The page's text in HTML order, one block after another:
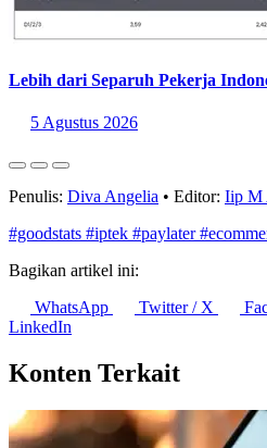
Lebih dari Separuh Pekerja
5 Agustus 2026
Penulis: Diva Angelia • Editor: Iip M
#goodstats #iptek #paylater
Bagikan artikel ini:
WhatsApp
Twitter / X
LinkedIn
Konten Terkait